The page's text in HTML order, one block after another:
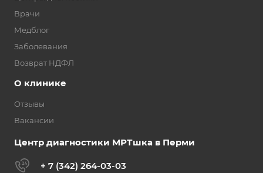
Врачи
Медблог
Заболевания
Возврат НДФЛ
О клинике
Отзывы
Вакансии
Центр диагностики МРТшка в Перми
+ 7 (342) 264-03-03